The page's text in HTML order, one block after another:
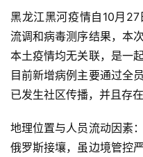
黑龙江黑河疫情自10月
流调和病毒测序结果，本
本土疫情均无关联，是一
目前新增病例主要通过全
已发生社区传播，并且存
地理位置与人员流动因素
俄罗斯接壤，虽边境管控